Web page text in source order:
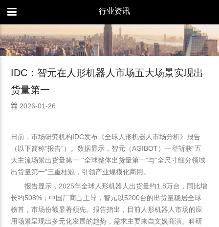
行业资讯
IDC：智元在人形机器人市场五大场景实现出
货量第一
2026-01-26
日前，市场研究机构IDC发布《全球人形机器人市场分析》报告
（以下简称“报告”）。数据显示，智元（AGIBOT）一举斩获“五
大主流场景出货量第一”“全球整体出货量第一”与“全尺寸细分领域
出货量第一”三重桂冠，引领产业规模化商用。
报告显示，2025年全球人形机器人出货量约1.8万台，同比增
长约508%；中国厂商占主导，智元以5200台的出货量稳居全球
榜首，市场份额显著领先。报告指出，目前人形机器人市场的应
用场景呈现出多元化发展的趋势，需求主要来自文娱商演、科研